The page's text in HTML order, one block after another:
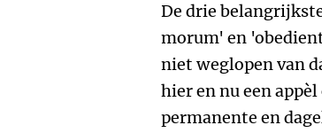
De drie
morum' en
niet weglopen van
hier en nu een
permanente en